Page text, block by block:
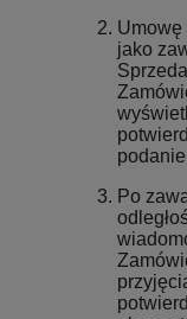
Umowę
jako
Po